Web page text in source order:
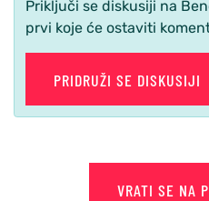
Priključi se diskusiji na
prvi koje će ostaviti
PRIDRUŽI SE DISKUSIJI
VRATI SE NA